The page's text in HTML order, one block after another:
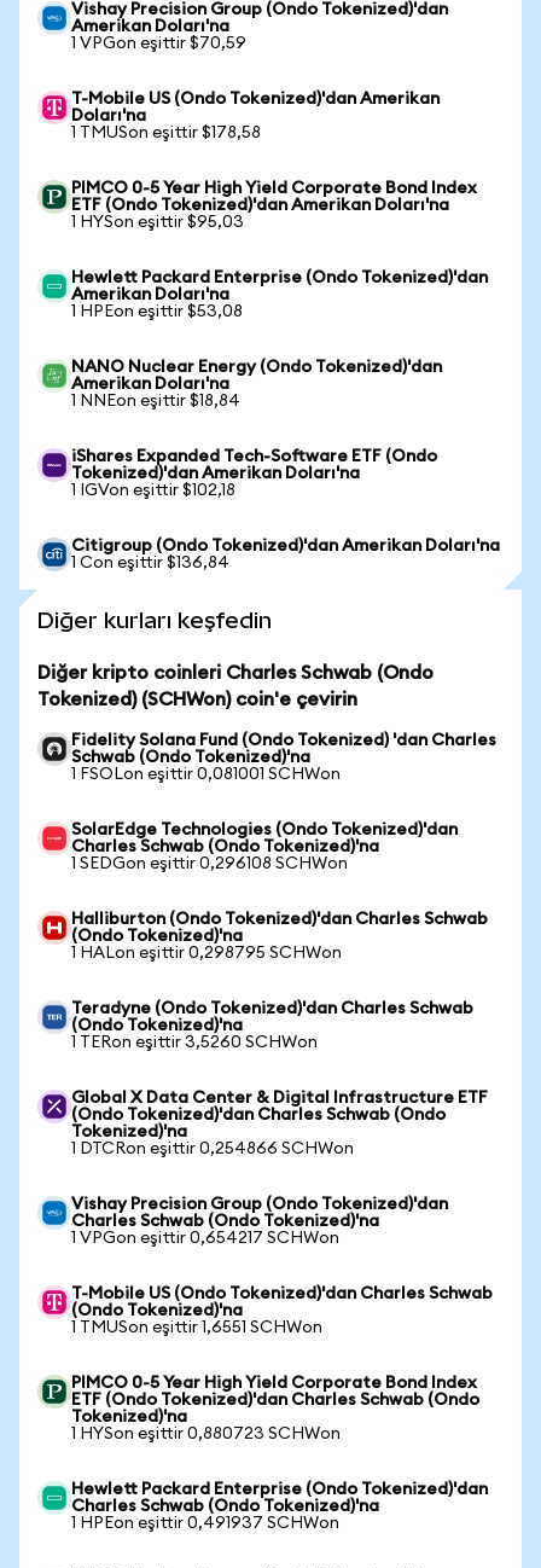
Vishay Precision Group (Ondo Tokenized)'dan
Amerikan Doları'na
1 VPGon eşittir $70,59
T-Mobile US (Ondo Tokenized)'dan Amerikan
Doları'na
1 TMUSon eşittir $178,58
PIMCO 0-5 Year High Yield Corporate Bond Index
ETF (Ondo Tokenized)'dan Amerikan Doları'na
1 HYSon eşittir $95,03
Hewlett Packard Enterprise (Ondo Tokenized)'dan
Amerikan Doları'na
1 HPEon eşittir $53,08
NANO Nuclear Energy (Ondo Tokenized)'dan
Amerikan Doları'na
1 NNEon eşittir $18,84
iShares Expanded Tech-Software ETF (Ondo
Tokenized)'dan Amerikan Doları'na
1 IGVon eşittir $102,18
Citigroup (Ondo Tokenized)'dan Amerikan Doları'na
1 Con eşittir $136,84
Diğer kurları keşfedin
Diğer kripto coinleri Charles Schwab (Ondo
Tokenized) (SCHWon) coin'e çevirin
Fidelity Solana Fund (Ondo Tokenized) 'dan Charles
Schwab (Ondo Tokenized)'na
1 FSOLon eşittir 0,081001 SCHWon
SolarEdge Technologies (Ondo Tokenized)'dan
Charles Schwab (Ondo Tokenized)'na
1 SEDGon eşittir 0,296108 SCHWon
Halliburton (Ondo Tokenized)'dan Charles Schwab
(Ondo Tokenized)'na
1 HALon eşittir 0,298795 SCHWon
Teradyne (Ondo Tokenized)'dan Charles Schwab
(Ondo Tokenized)'na
1 TERon eşittir 3,5260 SCHWon
Global X Data Center & Digital Infrastructure ETF
(Ondo Tokenized)'dan Charles Schwab (Ondo
Tokenized)'na
1 DTCRon eşittir 0,254866 SCHWon
Vishay Precision Group (Ondo Tokenized)'dan
Charles Schwab (Ondo Tokenized)'na
1 VPGon eşittir 0,654217 SCHWon
T-Mobile US (Ondo Tokenized)'dan Charles Schwab
(Ondo Tokenized)'na
1 TMUSon eşittir 1,6551 SCHWon
PIMCO 0-5 Year High Yield Corporate Bond Index
ETF (Ondo Tokenized)'dan Charles Schwab (Ondo
Tokenized)'na
1 HYSon eşittir 0,880723 SCHWon
Hewlett Packard Enterprise (Ondo Tokenized)'dan
Charles Schwab (Ondo Tokenized)'na
1 HPEon eşittir 0,491937 SCHWon